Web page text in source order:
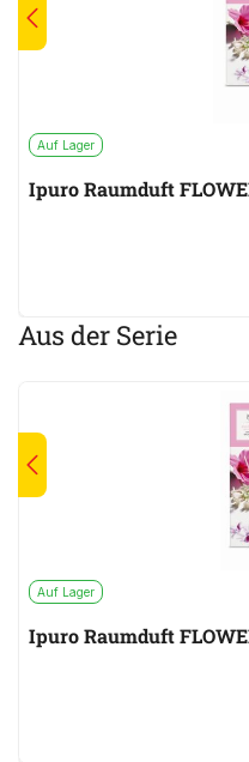
Auf Lager
Ipuro Raumduft
Aus der Serie
Auf Lager
Ipuro Raumduft